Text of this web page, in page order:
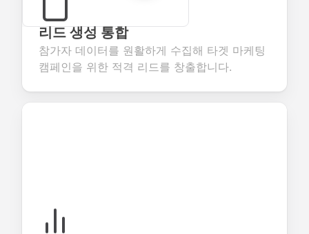
리드 생성 통합
참가자 데이터를 원활하게 수집해 타겟 마케팅
캠페인을 위한 적격 리드를 창출합니다.